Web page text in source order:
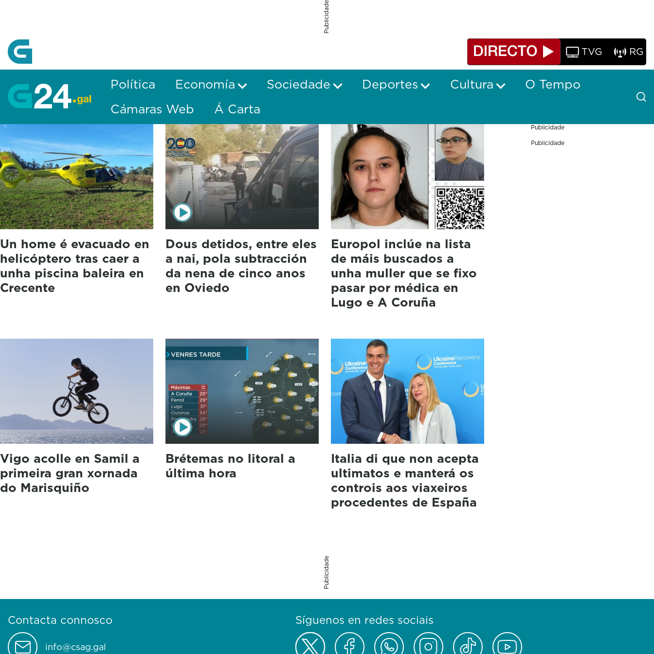
Publicidade
TVG RG
Política Economía Sociedade Deportes Cultura
O Tempo
Cámaras Web
Á Carta
Un home é evacuado en
helicóptero tras caer a
unha piscina baleira en
Crecente
Dous detidos, entre eles
a nai, pola subtracción
da nena de cinco anos
en Oviedo
Europol inclúe na lista
de máis buscados a
unha muller que se fixo
pasar por médica en
Lugo e A Coruña
Vigo acolle en Samil a
primeira gran xornada
do Marisquiño
Brétemas no litoral a
última hora
Italia di que non acepta
ultimatos e manterá os
controis aos viaxeiros
procedentes de España
Publicidade
Publicidade
Publicidade
Contacta connosco
info@csag.gal
Síguenos en redes sociais